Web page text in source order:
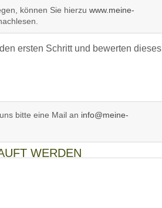
können Sie hierzu www.meine-
ersten Schritt und bewerten dieses
bitte eine Mail an info@meine-
WERDEN